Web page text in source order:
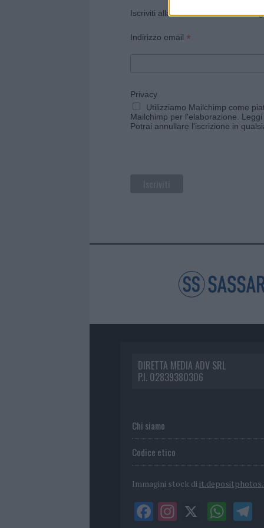
Iscriviti alla newsletter di Gallura
Indirizzo email *
Privacy
Utilizziamo Mailchimp come
Mailchimp per l'elaborazione.
Potrai annullare l'iscrizione in
DIRETTA MEDIA ADV SRL
P.I. 02839380306
Chi siamo
Codice etico
Immagini stock di